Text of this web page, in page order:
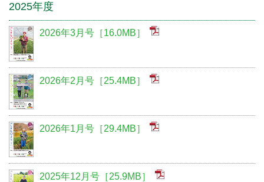
2025年度
2026年3月号［16.0MB］
2026年2月号［25.4MB］
2026年1月号［29.4MB］
2025年12月号［25.9MB］